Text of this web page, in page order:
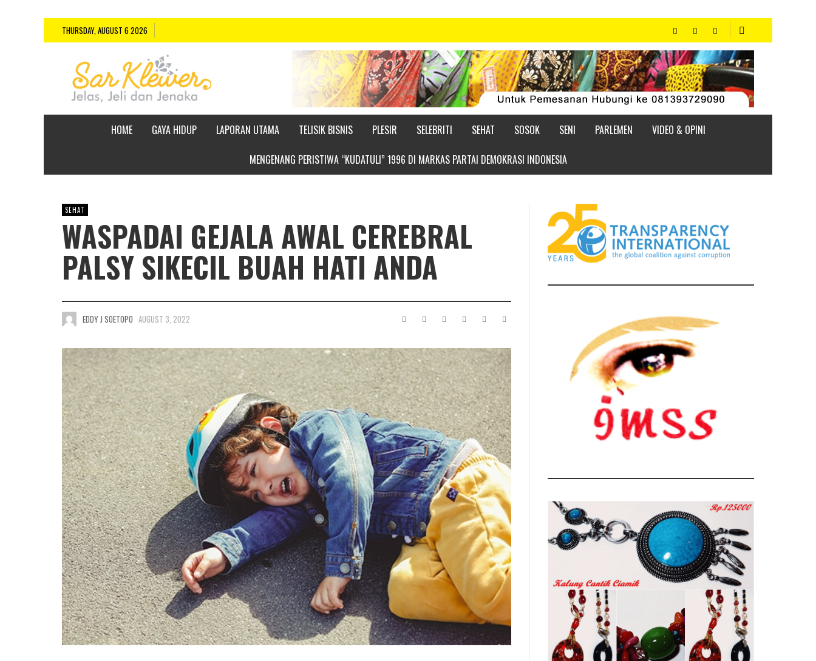
THURSDAY, AUGUST 6 2026
HOME GAYA HIDUP LAPORAN UTAMA TELISIK BISNIS PLESIR SELEBRITI SEHAT SOSOK SENI PARLEMEN VIDEO & OPINI
MENGENANG PERISTIWA “KUDATULI” 1996 DI MARKAS PARTAI DEMOKRASI INDONESIA
SEHAT
WASPADAI GEJALA AWAL CEREBRAL
PALSY SIKECIL BUAH HATI ANDA
EDDY J SOETOPO AUGUST 3, 2022